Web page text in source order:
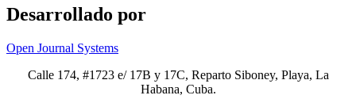
Desarrollado por
Open Journal Systems
Calle 174, #1723 e/ 17B y 17C, Reparto Siboney, Playa, La
Habana, Cuba.